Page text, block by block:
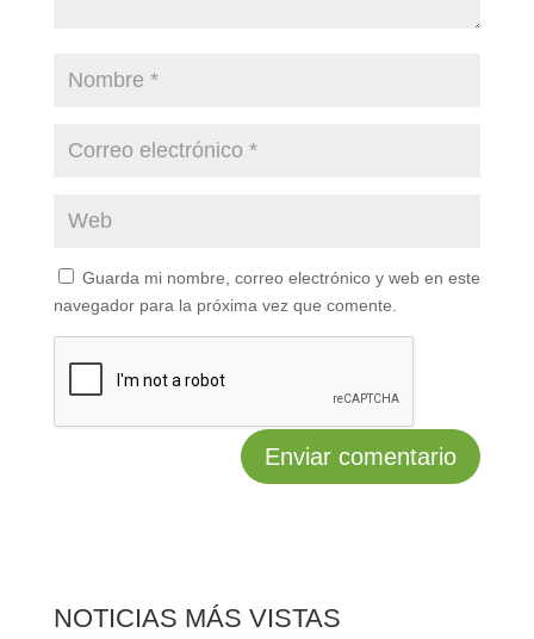
Guarda mi nombre, correo electrónico y web en este
navegador para la próxima vez que comente.
NOTICIAS MÁS VISTAS